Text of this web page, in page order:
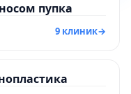
пупка
9 клиник→